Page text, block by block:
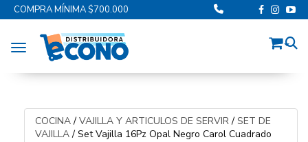
COMPRA MÍNIMA $700.000
Toggle navigation
COCINA/ VAJILLA Y ARTICULOS DE SERVIR/ SET DE
VAJILLA / Set Vajilla 16Pz Opal Negro Carol Cuadrado